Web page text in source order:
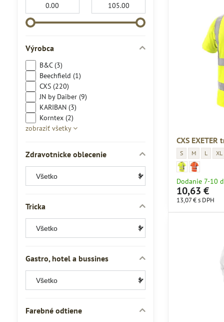
CXS EXETER
CXS EXETER
S CXS
M CXS
L XL
CXS EXETER
CXS EXETER
CXS
CXS EXETER
Dodanie 7-10
10,63 €
13,07 €s DPH
Výrobca
B&C (3)
Beechfield (1)
CXS (220)
JN by Daiber (9)
KARIBAN (3)
Korntex (2)
zobraziť všetky
Zdravotnicke oblecenie
Tricka
Gastro, hotel a bussines
Farebné odtiene